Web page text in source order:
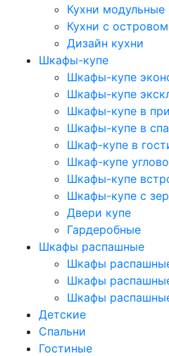
Кухни модульные
Кухни с островом
Дизайн кухни
Шкафы-купе
Шкафы-купе
Шкафы-купе
Шкафы-купе в
Шкафы-купе в
Шкаф-купе в
Шкаф-купе
Шкафы-купе
Шкафы-купе с
Двери купе
Гардеробные
Шкафы распашные
Шкафы
Шкафы
Шкафы
Детские
Спальни
Гостиные